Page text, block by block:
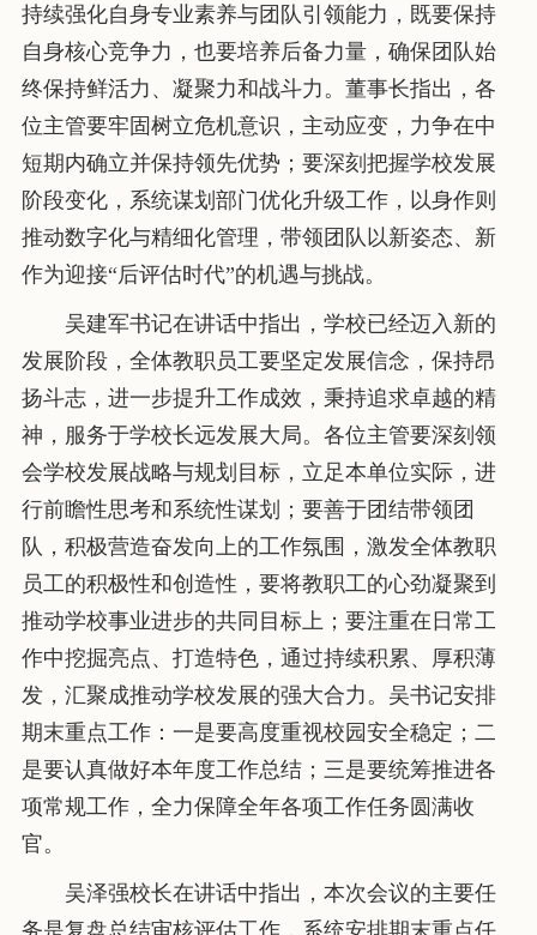
持续强化自身专业素养与团队引领能力，既要保持
自身核心竞争力，也要培养后备力量，确保团队始
终保持鲜活力、凝聚力和战斗力。董事长指出，各
位主管要牢固树立危机意识，主动应变，力争在中
短期内确立并保持领先优势；要深刻把握学校发展
阶段变化，系统谋划部门优化升级工作，以身作则
推动数字化与精细化管理，带领团队以新姿态、新
作为迎接“后评估时代”的机遇与挑战。
吴建军书记在讲话中指出，学校已经迈入新的
发展阶段，全体教职员工要坚定发展信念，保持昂
扬斗志，进一步提升工作成效，秉持追求卓越的精
神，服务于学校长远发展大局。各位主管要深刻领
会学校发展战略与规划目标，立足本单位实际，进
行前瞻性思考和系统性谋划；要善于团结带领团
队，积极营造奋发向上的工作氛围，激发全体教职
员工的积极性和创造性，要将教职工的心劲凝聚到
推动学校事业进步的共同目标上；要注重在日常工
作中挖掘亮点、打造特色，通过持续积累、厚积薄
发，汇聚成推动学校发展的强大合力。吴书记安排
期末重点工作：一是要高度重视校园安全稳定；二
是要认真做好本年度工作总结；三是要统筹推进各
项常规工作，全力保障全年各项工作任务圆满收
官。
吴泽强校长在讲话中指出，本次会议的主要任
务是复盘总结审核评估工作，系统安排期末重点任